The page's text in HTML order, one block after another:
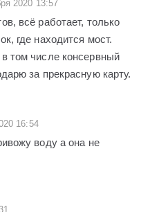
2020 13:57
всё работает, только
где находится мост.
том числе консервный
за прекрасную карту.
16:54
воду а она не